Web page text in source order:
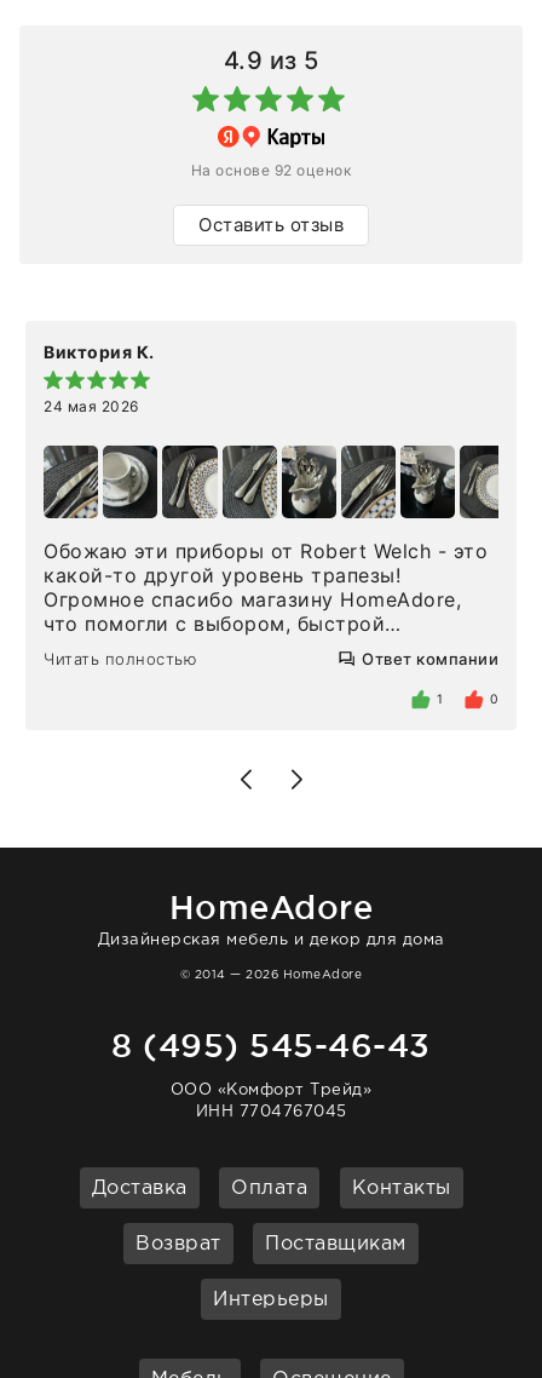
4.9 из 5
На основе 92 оценок
Оставить отзыв
Виктория К.
24 мая 2026
Обожаю эти приборы от Robert Welch - это
какой-то другой уровень трапезы!
Огромное спасибо магазину HomeAdore,
что помогли с выбором, быстрой
доставкой и высоким сервисом. Один раз
была здесь лично, забирала чайные ложки,
внутри очень много антикварной посуды,
Позже заказывала остальные приборы -
доставили сдэком на следующий день к
отвечает очень быстро. Взаимодействием
Читать полностью Ответ компании
1 0
HomeAdore
Дизайнерская мебель и декор для дома
© 2014 — 2026 HomeAdore
8 (495) 545-46-43
ООО «Комфорт Трейд»
ИНН 7704767045
Доставка Оплата Контакты
Возврат Поставщикам
Интерьеры